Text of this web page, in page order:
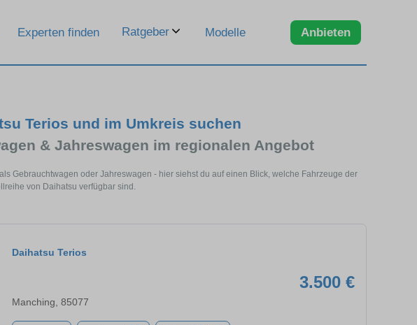
Experten finden Ratgeber Modelle Anbieten
Terios und im Umkreis suchen
& Jahreswagen im regionalen Angebot
Gebrauchtwagen oder Jahreswagen - hier siehst du auf einen Blick, welche Fahrzeuge der
von Daihatsu verfügbar sind.
Daihatsu Terios
3.500 €
Manching, 85077